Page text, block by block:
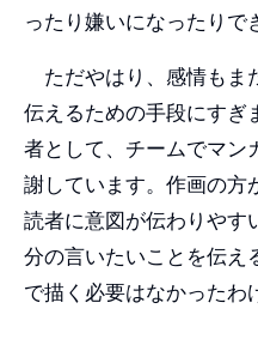
ったり嫌いになったりで
ただやはり、感情もま
伝えるための手段にすぎ
者として、チームでマン
謝しています。作画の方
読者に意図が伝わりやす
分の言いたいことを伝え
で描く必要はなかったわ